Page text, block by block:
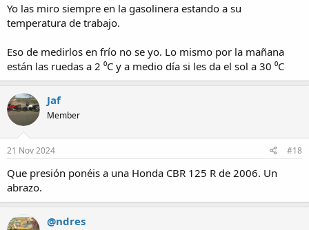
Yo las miro siempre en la gasolinera estando a su
temperatura de trabajo.
Eso de medirlos en frío no se yo. Lo mismo por la mañana
están las ruedas a 2 ⁰C y a medio día si les da el sol a 30 ⁰C
Jaf
Member
21 Nov 2024 #18
Que presión ponéis a una Honda CBR 125 R de 2006. Un
abrazo.
@ndres